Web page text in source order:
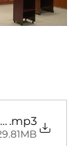
SGWASA
.mp3